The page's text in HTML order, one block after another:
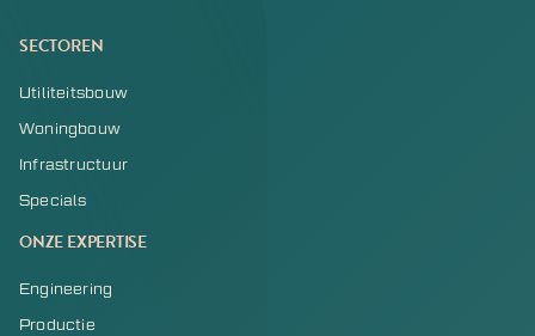
SECTOREN
Utiliteitsbouw
Woningbouw
Infrastructuur
Specials
ONZE EXPERTISE
Engineering
Productie